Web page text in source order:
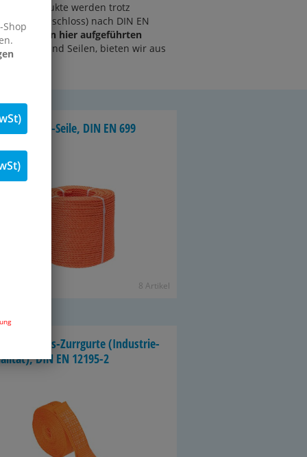
Diese Produkte werden trotz
Klemmschloss) nach DIN EN
Bei den hier aufgeführten
und Seilen, bieten wir aus
​Seile, DIN EN 699
8 Ar­ti­kel
​Zurrgurte (In­dus­trie­
DIN EN 12195-​2